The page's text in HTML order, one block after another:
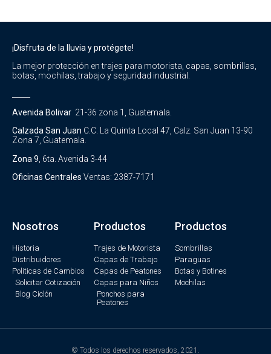
¡Disfruta de la lluvia y protégete!
La mejor protección en trajes para motorista, capas, sombrillas,
botas, mochilas, trabajo y seguridad industrial.
Avenida Bolivar 21-36 zona 1, Guatemala.
Calzada San Juan C.C. La Quinta Local 47, Calz. San Juan 13-90
Zona 7, Guatemala.
Zona 9 , 6ta. Avenida 3-44
Oficinas Centrales Ventas: 2387-7171
Nosotros
Historia
Distribuidores
Politicas de Cambios
Solicitar Cotización
Blog Ciclón
Productos
Trajes de Motorista
Capas de Trabajo
Capas de Peatones
Capas para Niños
Ponchos para
Peatones
Productos
Sombrillas
Paraguas
Botas y Botines
Mochilas
© Todos los derechos reservados, 2021.